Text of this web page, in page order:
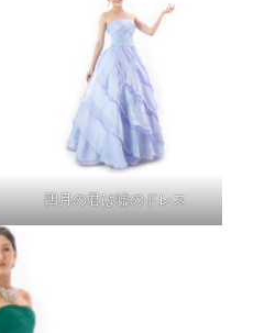
四月の君は嘘のドレス